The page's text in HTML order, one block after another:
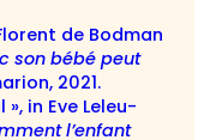
de Bodman
son bébé peut
2021.
in Eve Leleu-
l’enfant